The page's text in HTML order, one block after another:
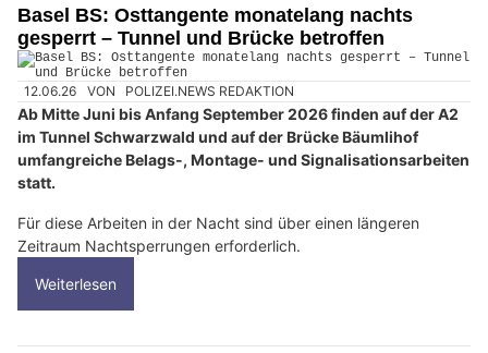
Basel BS: Osttangente monatelang nachts
gesperrt – Tunnel und Brücke betroffen
12.06.26 VON POLIZEI.NEWS REDAKTION
Ab Mitte Juni bis Anfang September 2026 finden auf der A2
im Tunnel Schwarzwald und auf der Brücke Bäumlihof
umfangreiche Belags-, Montage- und Signalisationsarbeiten
statt.
Für diese Arbeiten in der Nacht sind über einen längeren
Zeitraum Nachtsperrungen erforderlich.
Weiterlesen